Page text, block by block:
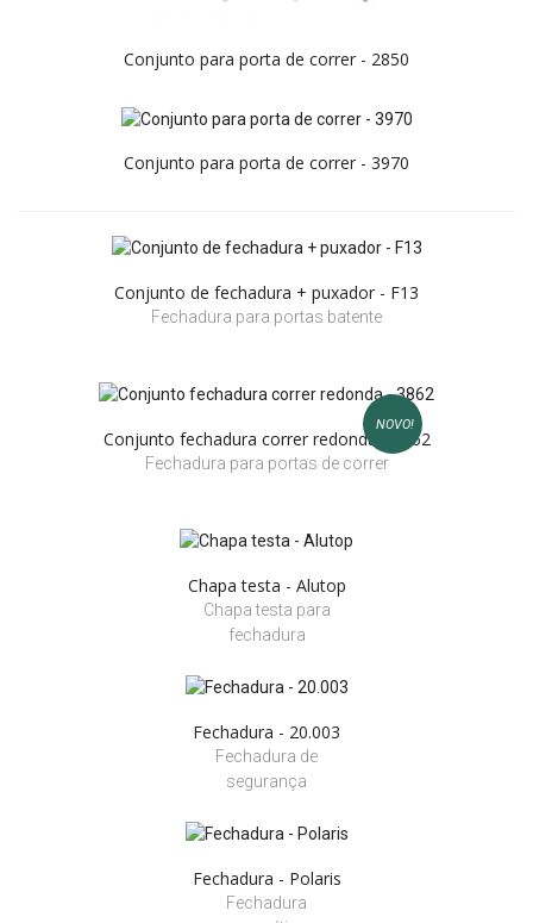
Conjunto para porta de correr - 2850
Conjunto para porta de correr - 3970
Conjunto de fechadura + puxador - F13
Fechadura para portas batente
NOVO!
Conjunto fechadura correr redonda - 3862
Fechadura para portas de correr
Chapa testa - Alutop
Chapa testa para
fechadura
Fechadura - 20.003
Fechadura de
segurança
Fechadura - Polaris
Fechadura